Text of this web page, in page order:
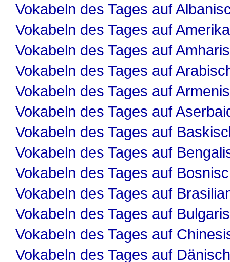
Vokabeln des Tages auf
Vokabeln des Tages auf
Vokabeln des Tages auf
Vokabeln des Tages auf
Vokabeln des Tages auf
Vokabeln des Tages auf
Vokabeln des Tages auf
Vokabeln des Tages auf
Vokabeln des Tages auf
Vokabeln des Tages auf
Vokabeln des Tages auf
Vokabeln des Tages auf
Vokabeln des Tages auf Dänisch